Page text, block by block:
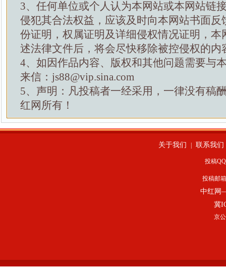
3、任何单位或个人认为本网站或本网站链
侵犯其合法权益，应该及时向本网站书面反
份证明，权属证明及详细侵权情况证明，本
述法律文件后，将会尽快移除被控侵权的内
4、如因作品内容、版权和其他问题需要与
来信：js88@vip.sina.com
5、声明：凡投稿者一经采用，一律没有稿
红网所有！
关于我们 联系我们
投稿
投稿邮
中红网
冀
京